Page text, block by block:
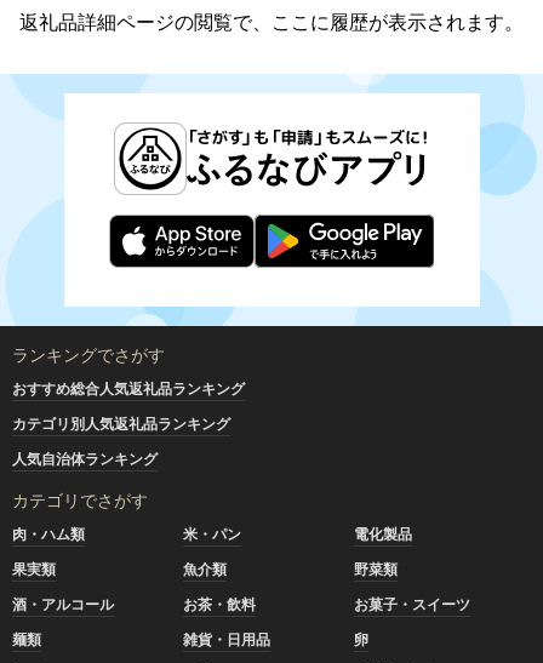
返礼品詳細ページの閲覧で、ここに履歴が表示されます。
ランキングでさがす
おすすめ総合人気返礼品ランキング
カテゴリ別人気返礼品ランキング
人気自治体ランキング
カテゴリでさがす
肉・ハム類 米・パン
電化製品
果実類
魚介類
野菜類
酒・アルコール
お茶・飲料
お菓子・スイーツ
麺類
雑貨・日用品
卵